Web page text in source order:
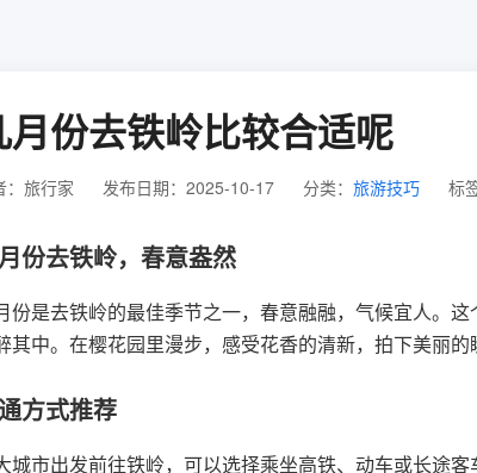
月份去铁岭比较合适呢
：旅行家 发布日期：2025-10-17 分类： 旅游技巧 标
份去铁岭，春意盎然
份是去铁岭的最佳季节之一，春意融融，气候宜人。
其中。在樱花园里漫步，感受花香的清新，拍下美丽的
方式推荐
城市出发前往铁岭，可以选择乘坐高铁、动车或长途